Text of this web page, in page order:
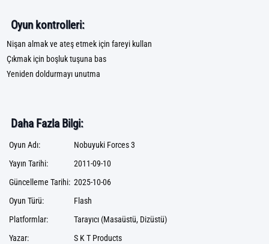
Oyun kontrolleri:
Nişan almak ve ateş etmek için fareyi kullan
Çıkmak için boşluk tuşuna bas
Yeniden doldurmayı unutma
Daha Fazla Bilgi:
Oyun Adı:
Nobuyuki Forces 3
Yayın Tarihi:
2011-09-10
Güncelleme Tarihi: 2025-10-06
Oyun Türü:
Flash
Platformlar:
Tarayıcı (Masaüstü, Dizüstü)
Yazar:
S K T Products